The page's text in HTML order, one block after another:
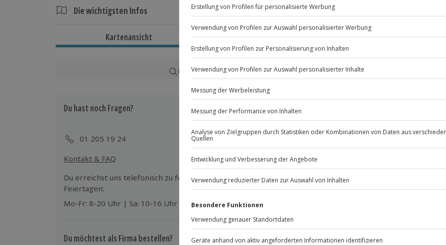
Die wichtigsten Infos
Gesamtdauer: Ca. 1 Stunde
Reine Erlebnisdauer: Ca. 50 Minuten
Ganzjährig zu bestimmten Terminen verfügbar
Keine Hinweise auf körperliche oder psychische Beeinträchtigungen
Teilnehmer
Gutschein gültig für 1 Person
Kartenansicht Listenansicht
Karte in Großansicht
Du hast noch Fragen?
01 205 19 24
Kontakt & FAQ
Jochen SchweizerGmbH
Mühldorfstraße 8
81671 München
Du erreichst uns telefonisch zu folgenden Zeiten, außer an bundesweiten
Feiertagen:
Mo-Fr: 8-20 Uhr | Sa: 10-16 Uhr
Du möchtest als Firma bestellen?